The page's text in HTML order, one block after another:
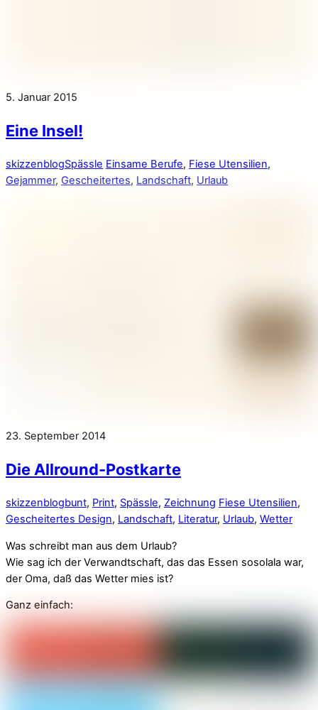
5. Januar 2015
Eine Insel!
skizzenblogSpässle Einsame Berufe, Fiese Utensilien,
Gejammer, Gescheitertes, Landschaft, Urlaub
23. September 2014
Die Allround-Postkarte
skizzenblogbunt, Print, Spässle, Zeichnung Fiese Utensilien,
Gescheitertes Design, Landschaft, Literatur, Urlaub, Wetter
Was schreibt man aus dem Urlaub?
Wie sag ich der Verwandtschaft, das das Essen sosolala war,
der Oma, daß das Wetter mies ist?
Ganz einfach: